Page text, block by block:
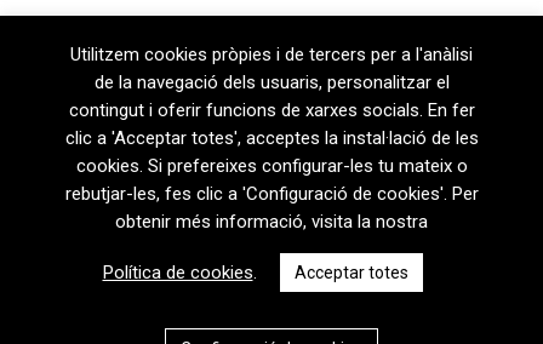
08720 Vilafranca del Penedès · General Prim 5, 2n · Barcelona
T+34 938 170 417 ·
+34 938 170 301
Política de privacitat|Política de cookies
Utilitzem cookies pròpies i de tercers per a l'anàlisi
de la navegació dels usuaris, personalitzar el
contingut i oferir funcions de xarxes socials. En fer
clic a 'Acceptar totes', acceptes la instal·lació de les
cookies. Si prefereixes configurar-les tu mateix o
rebutjar-les, fes clic a 'Configuració de cookies'. Per
obtenir més informació, visita la nostra
Política de cookies. Acceptar totes